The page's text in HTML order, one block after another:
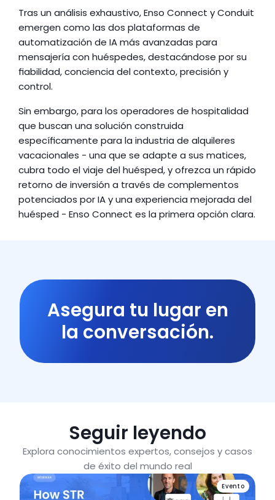
Tras un análisis exhaustivo, Enso Connect y Conduit
emergen como las dos plataformas de
automatización de IA más avanzadas para
mensajería con huéspedes, destacándose por su
fiabilidad, conciencia del contexto, precisión y
control.
Sin embargo, para los operadores de hospitalidad
que buscan una solución construida
específicamente para la industria de alquileres
vacacionales - una que se adapte a sus matices,
cubra todo el viaje del huésped, y ofrezca un rápido
retorno de inversión a través de complementos
potenciados por IA y una experiencia mejorada del
huésped - Enso Connect es la primera opción clara.
Asegura tu lugar en
la conversación.
Seguir leyendo
Explora conocimientos expertos, consejos y casos
de éxito del mundo real
Evento